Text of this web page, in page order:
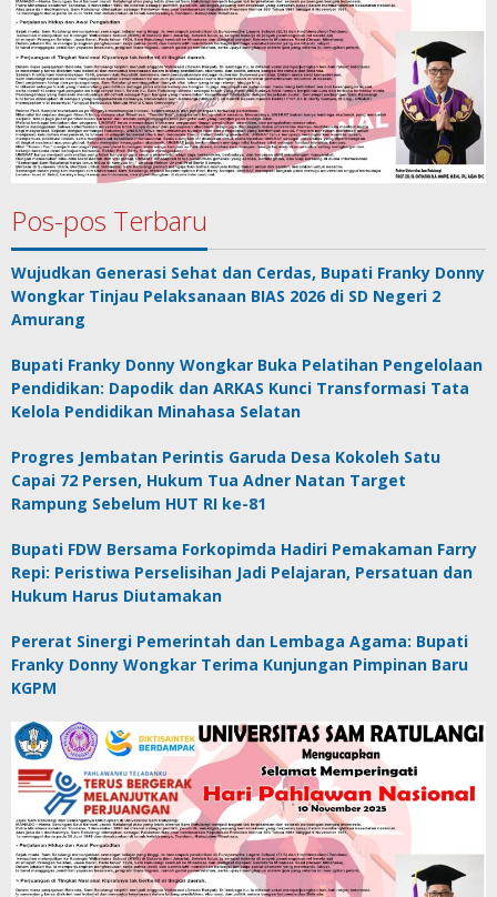
Pos-pos Terbaru
Wujudkan Generasi Sehat dan Cerdas, Bupati Franky Donny
Wongkar Tinjau Pelaksanaan BIAS 2026 di SD Negeri 2
Amurang
Bupati Franky Donny Wongkar Buka Pelatihan Pengelolaan
Pendidikan: Dapodik dan ARKAS Kunci Transformasi Tata
Kelola Pendidikan Minahasa Selatan
Progres Jembatan Perintis Garuda Desa Kokoleh Satu
Capai 72 Persen, Hukum Tua Adner Natan Target
Rampung Sebelum HUT RI ke-81
Bupati FDW Bersama Forkopimda Hadiri Pemakaman Farry
Repi: Peristiwa Perselisihan Jadi Pelajaran, Persatuan dan
Hukum Harus Diutamakan
Pererat Sinergi Pemerintah dan Lembaga Agama: Bupati
Franky Donny Wongkar Terima Kunjungan Pimpinan Baru
KGPM